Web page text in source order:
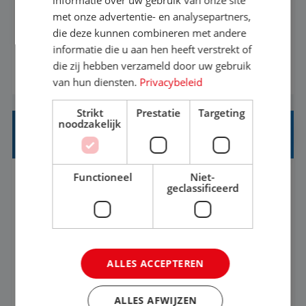
informatiebehoefte van verschillende interne
afdelingen specificeren. Aan de hand van deze
informatiebehoefte ga je BI-producten zoals
adviezen, rapportages en dashboards
producten ontwikkel je door middel van de data
uit ons datawa...
BEKIJK VACATURE
INKOPER VAKANTIES
Baan 33-36 uur MBO
Jij vindt de mooiste plekjes ter wereld en geeft
eenoudergezinnen én singles de meest
onvergetelijke vakanties van hun leven, hoe gaaf
is dat? Ben jij de commerciële professional die
BEKIJK VACATURE
met onze advertentie- en analysepartners,
die deze kunnen combineren met andere
informatie die u aan hen heeft verstrekt of
die zij hebben verzameld door uw gebruik
van hun diensten. Privacybeleid
Strikt
noodzakelijk
Prestatie Targeting
Functioneel
Niet-
geclassificeerd
ALLES ACCEPTEREN
ALLES AFWIJZEN